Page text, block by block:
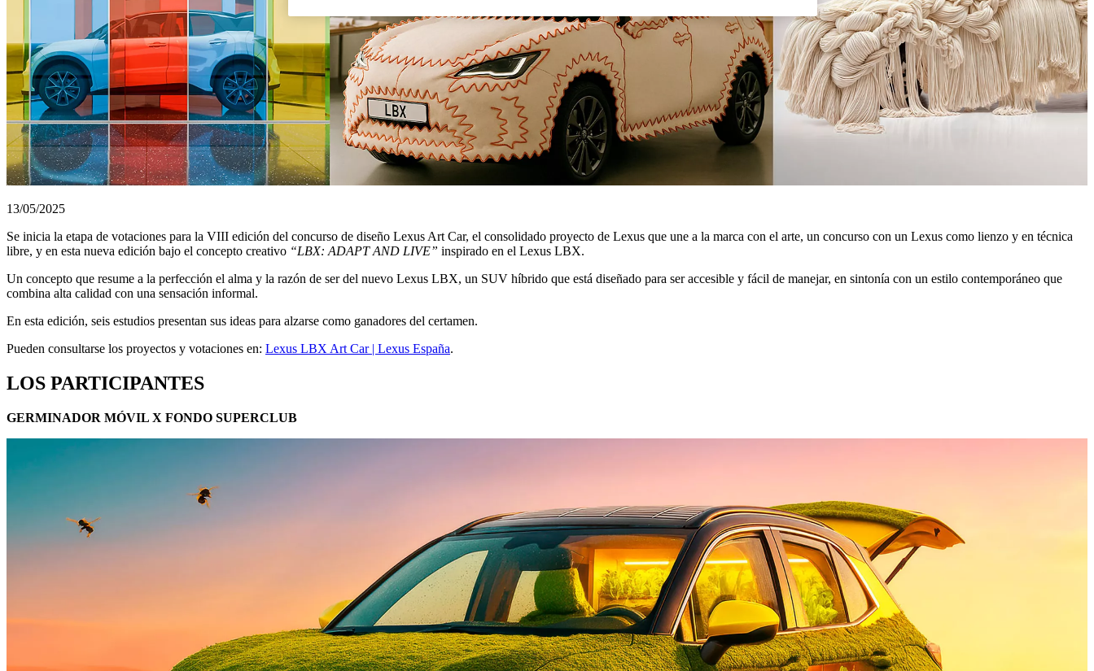
13/05/2025
Se inicia la etapa de votaciones para la VIII edición del concurso de diseño Lexus Art Car, el consolidado proyecto de Lexus que une a la marca con el arte, un concurso con un Lexus como lienzo y en técnica
libre, y en esta nueva edición bajo el concepto creativo “LBX: ADAPT AND LIVE” inspirado en el Lexus LBX.
Un concepto que resume a la perfección el alma y la razón de ser del nuevo Lexus LBX, un SUV híbrido que está diseñado para ser accesible y fácil de manejar, en sintonía con un estilo contemporáneo que
combina alta calidad con una sensación informal.​
En esta edición, seis estudios presentan sus ideas para alzarse como ganadores del certamen.
Pueden consultarse los proyectos y votaciones en: Lexus LBX Art Car | Lexus España.
LOS PARTICIPANTES
GERMINADOR MÓVIL X FONDO SUPERCLUB